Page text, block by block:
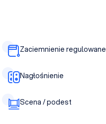
Zaciemnienie regulowane
Nagłośnienie
Scena / podest